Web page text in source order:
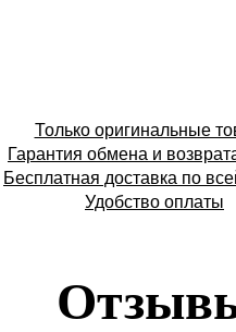
Только оригинальные
Гарантия обмена и
Бесплатная доставка по
Удобство оплаты